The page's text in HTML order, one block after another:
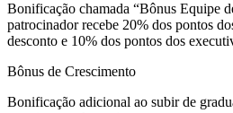
Bonificação chamada “Bônus Equipe
patrocinador recebe 20% dos pontos
desconto e 10% dos pontos dos
Bônus de Crescimento
Bonificação adicional ao subir de